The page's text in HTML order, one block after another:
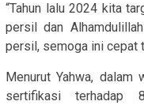
“Tahun lalu 2024 kita
persil dan
persil, semoga ini cepat
Menurut Yahwa, dalam
sertifikasi terhadap